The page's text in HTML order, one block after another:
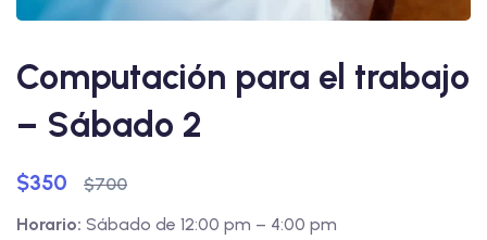
Computación para el trabajo
– Sábado 2
$700
$350
Horario: Sábado de 12:00 pm – 4:00 pm